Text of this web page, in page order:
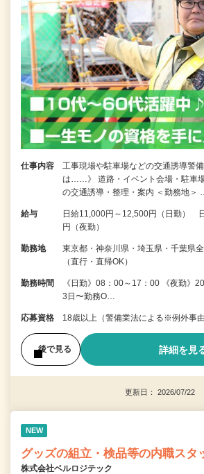
仕事内容
工事現場や駐車場などの交通誘導警
は……》 道路・イベント会場・駐車
の交通誘導・整理・案内 ＜勤務地＞
給与
日給11,000円～12,500円（日勤）
円（夜勤）
勤務地
東京都・神奈川県・埼玉県・千葉県
（直行・直帰OK）
勤務時間
《日勤》08：00～17：00 《夜勤
3日〜勤務O…
応募資格 18歳以上（警備業法による※例外事
後で見る 詳細を見
更新日： 2026/07/22
NEW
グッズの組立・検品等の内職スタ
株式会社ベルロジテック